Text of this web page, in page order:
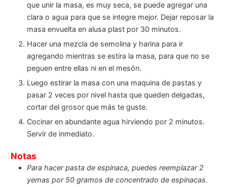
que unir la masa, es muy seca, se puede agregar una
clara o agua para que se integre mejor. Dejar reposar la
masa envuelta en alusa plast por 30 minutos.
Hacer una mezcla de semolina y harina para ir
agregando mientras se estira la masa, para que no se
peguen entre ellas ni en el mesón.
Luego estirar la masa con una maquina de pastas y
pasar 2 veces por nivel hasta que queden delgadas,
cortar del grosor que más te guste.
Cocinar en abundante agua hirviendo por 2 minutos.
Servir de inmediato.
Notas
Para hacer pasta de espinaca, puedes reemplazar 2
yemas por 50 gramos de concentrado de espinacas.